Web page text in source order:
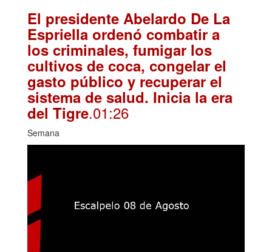
El presidente Abelardo De La
Espriella ordenó combatir a
los criminales, fumigar los
cultivos de coca, congelar el
gasto público y recuperar el
sistema de salud. Inicia la era
del Tigre.01:26
Semana